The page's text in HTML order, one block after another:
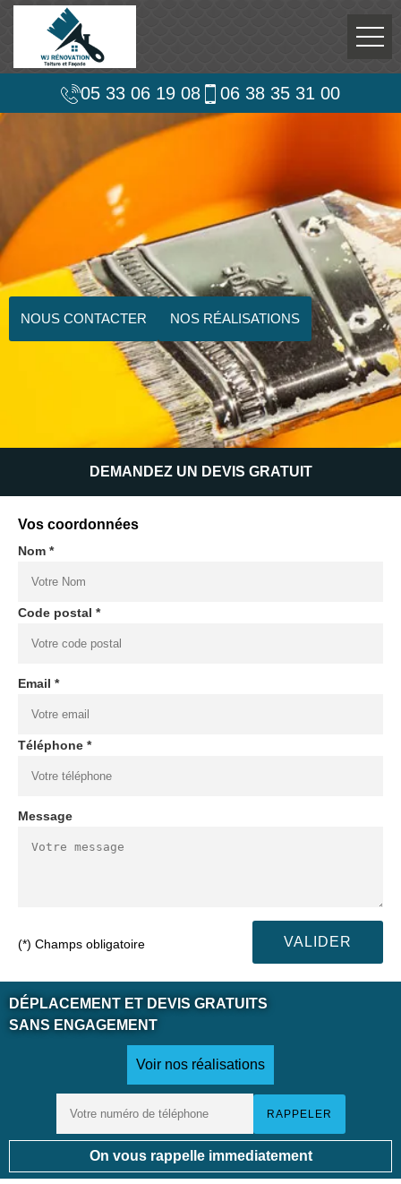
05 33 06 19 08 06 38 35 31 00
NOUS CONTACTER NOS RÉALISATIONS
DEMANDEZ UN DEVIS GRATUIT
Vos coordonnées
Nom *
Code postal *
Email *
Téléphone *
Message
(*) Champs obligatoire
DÉPLACEMENT ET DEVIS GRATUITS
SANS ENGAGEMENT
Voir nos réalisations
On vous rappelle immediatement